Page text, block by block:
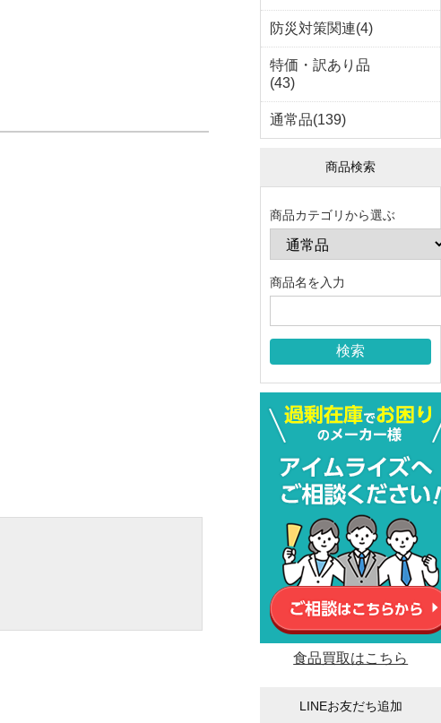
防災対策関連(4)
特価・訳あり品
(43)
通常品(139)
商品検索
商品カテゴリから選ぶ
商品名を入力
食品買取はこちら
LINEお友だち追加